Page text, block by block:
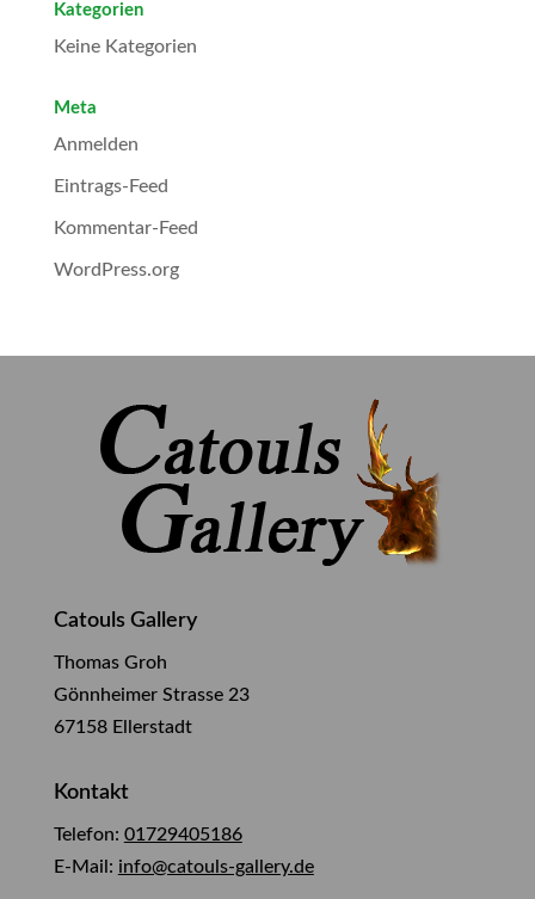
Kategorien
Keine Kategorien
Meta
Anmelden
Eintrags-Feed
Kommentar-Feed
WordPress.org
Catouls Gallery
Thomas Groh
Gönnheimer Strasse 23
67158 Ellerstadt
Kontakt
Telefon: 01729405186
E-Mail: info@catouls-gallery.de